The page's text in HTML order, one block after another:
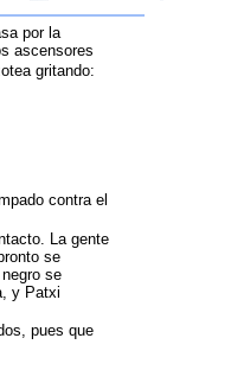
por la
ascensores
gritando:
contra el
La gente
se
se
y Patxi
pues que